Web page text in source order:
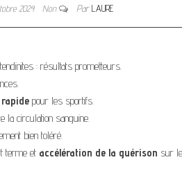
2024 Non ParLAURE
: résultats prometteurs.
pour les sportifs.
la circulation sanguine.
bien toléré.
terme et accélération de la guérison sur